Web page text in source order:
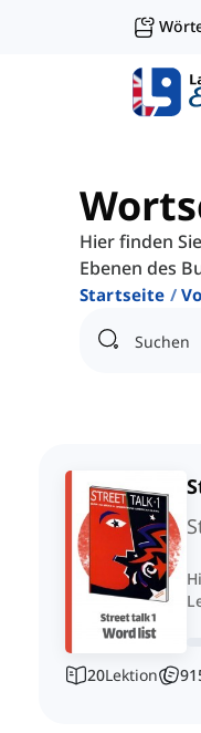
Hier finden
Ebenen des
Startseite
20Lektion